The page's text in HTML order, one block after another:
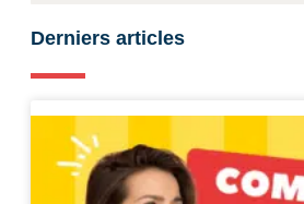
Derniers articles